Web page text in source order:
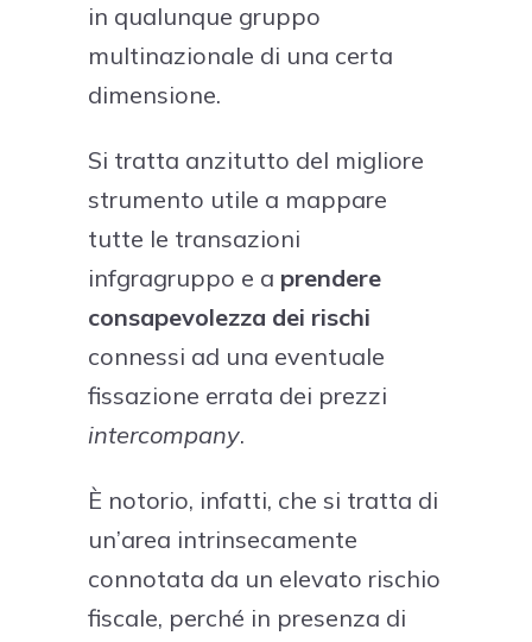
in qualunque gruppo
multinazionale di una certa
dimensione.
Si tratta anzitutto del migliore
strumento utile a mappare
tutte le transazioni
infgragruppo e a prendere
consapevolezza dei rischi
connessi ad una eventuale
fissazione errata dei prezzi
intercompany.
È notorio, infatti, che si tratta di
un’area intrinsecamente
connotata da un elevato rischio
fiscale, perché in presenza di